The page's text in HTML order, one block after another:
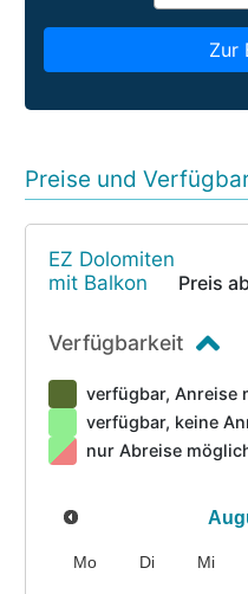
Zur
Preise und
EZ Dolomiten
mit Balkon
Preis
Verfügbarkeit
verfügbar, Anreise
verfügbar, keine
nur Abreise
Mo Di Mi